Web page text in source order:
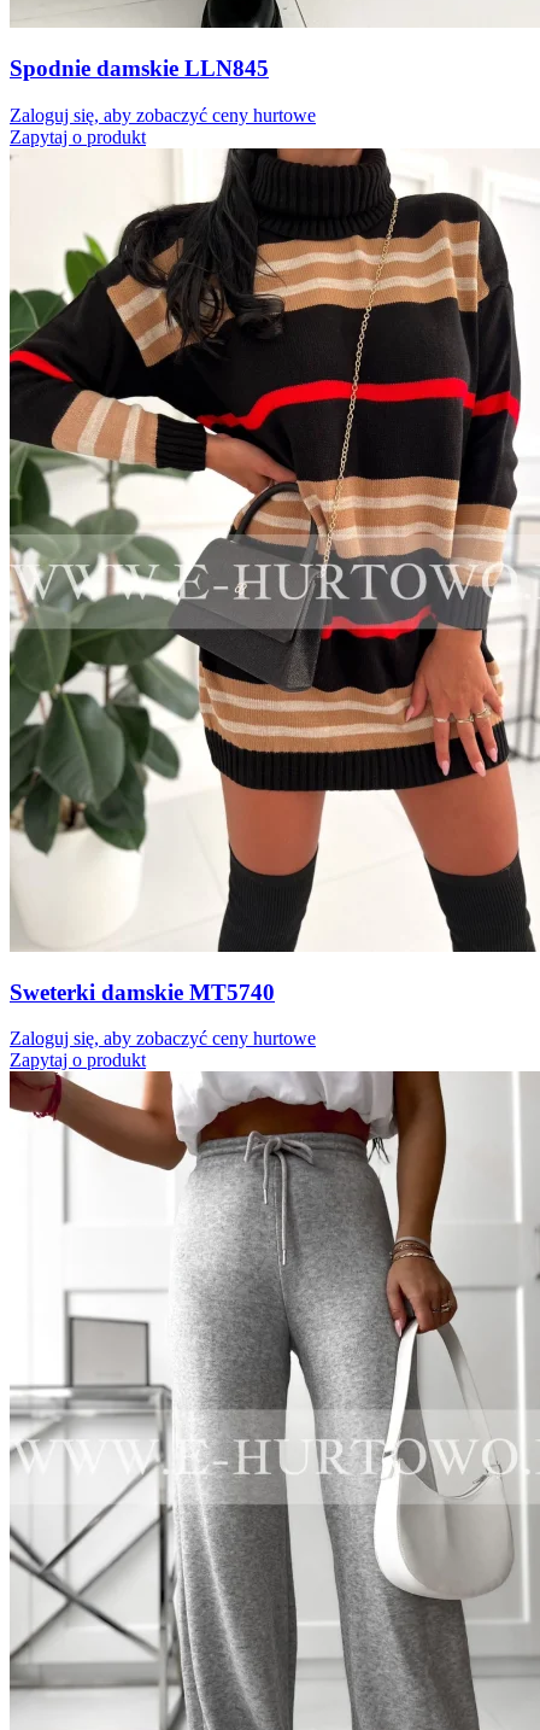
Spodnie damskie LLN845
Zaloguj się, aby zobaczyć ceny hurtowe
Zapytaj o produkt
Sweterki damskie MT5740
Zaloguj się, aby zobaczyć ceny hurtowe
Zapytaj o produkt